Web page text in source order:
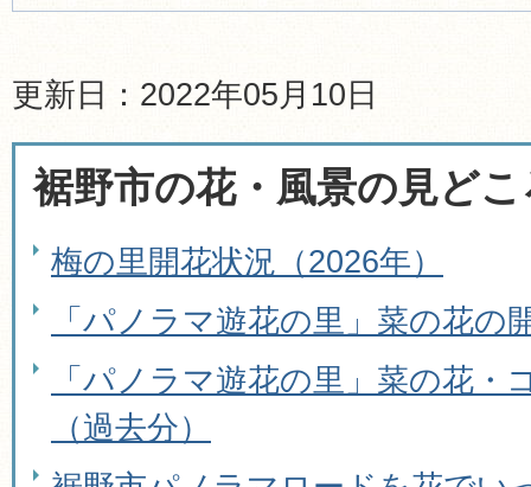
更新日：2022年05月10日
裾野市の花・風景の見ど
梅の里開花状況（2026年）
「パノラマ遊花の里」菜の花の
「パノラマ遊花の里」菜の花・
（過去分）